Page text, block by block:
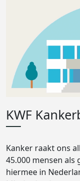
KWF
Kanker raakt ons
45.000 mensen als
hiermee in